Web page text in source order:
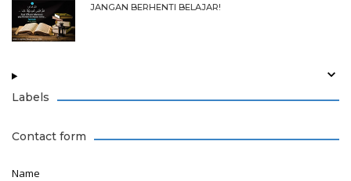
JANGAN BERHENTI BELAJAR!
Labels
Contact form
Name